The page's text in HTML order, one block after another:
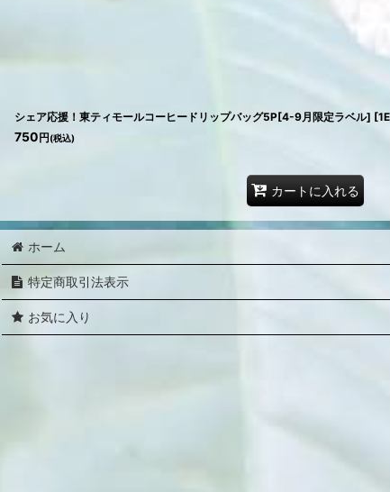
シェア応援！東ティモールコーヒードリップバッグ5P[4-9月限定ラベル] [
750 円 (税込)
カートに入れる
ホーム
特定商取引法表示
お気に入り